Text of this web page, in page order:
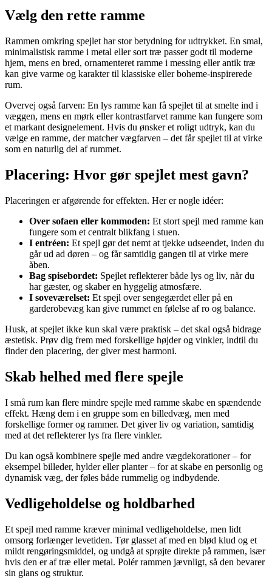
Vælg den rette ramme
Rammen omkring spejlet har stor betydning for udtrykket. En smal,
minimalistisk ramme i metal eller sort træ passer godt til moderne
hjem, mens en bred, ornamenteret ramme i messing eller antik træ
kan give varme og karakter til klassiske eller boheme-inspirerede
rum.
Overvej også farven: En lys ramme kan få spejlet til at smelte ind i
væggen, mens en mørk eller kontrastfarvet ramme kan fungere som
et markant designelement. Hvis du ønsker et roligt udtryk, kan du
vælge en ramme, der matcher vægfarven – det får spejlet til at virke
som en naturlig del af rummet.
Placering: Hvor gør spejlet mest gavn?
Placeringen er afgørende for effekten. Her er nogle idéer:
Over sofaen eller kommoden: Et stort spejl med ramme kan
fungere som et centralt blikfang i stuen.
I entréen: Et spejl gør det nemt at tjekke udseendet, inden du
går ud ad døren – og får samtidig gangen til at virke mere
åben.
Bag spisebordet: Spejlet reflekterer både lys og liv, når du
har gæster, og skaber en hyggelig atmosfære.
I soveværelset: Et spejl over sengegærdet eller på en
garderobevæg kan give rummet en følelse af ro og balance.
Husk, at spejlet ikke kun skal være praktisk – det skal også bidrage
æstetisk. Prøv dig frem med forskellige højder og vinkler, indtil du
finder den placering, der giver mest harmoni.
Skab helhed med flere spejle
I små rum kan flere mindre spejle med ramme skabe en spændende
effekt. Hæng dem i en gruppe som en billedvæg, men med
forskellige former og rammer. Det giver liv og variation, samtidig
med at det reflekterer lys fra flere vinkler.
Du kan også kombinere spejle med andre vægdekorationer – for
eksempel billeder, hylder eller planter – for at skabe en personlig og
dynamisk væg, der føles både rummelig og indbydende.
Vedligeholdelse og holdbarhed
Et spejl med ramme kræver minimal vedligeholdelse, men lidt
omsorg forlænger levetiden. Tør glasset af med en blød klud og et
mildt rengøringsmiddel, og undgå at sprøjte direkte på rammen, især
hvis den er af træ eller metal. Polér rammen jævnligt, så den bevarer
sin glans og struktur.